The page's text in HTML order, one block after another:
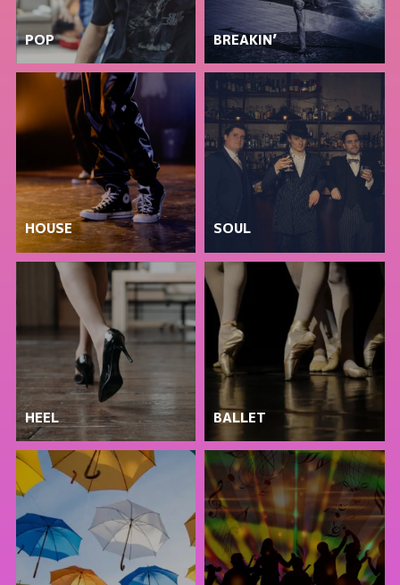
POP BREAKIN’
HOUSE SOUL
HEEL BALLET